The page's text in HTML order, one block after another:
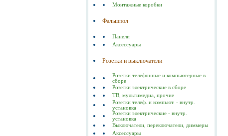
Монтажные коробки
Фальшпол
Панели
Аксессуары
Розетки и выключатели
Розетки телефонные и компьютерные в
сборе
Розетки электрические в сборе
ТВ, мультимедиа, прочие
Розетки телеф. и компьют. - внутр.
установка
Розетки электрические - внутр.
установка
Выключатели, переключатели, диммеры
Аксессуары